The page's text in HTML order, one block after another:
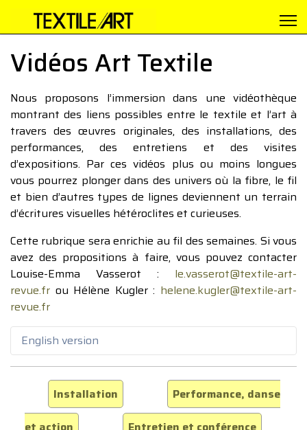
Vidéos Art Textile
Nous proposons l’immersion dans une vidéothèque
montrant des liens possibles entre le textile et l’art à
travers des œuvres originales, des installations, des
performances, des entretiens et des visites
d’expositions. Par ces vidéos plus ou moins longues
vous pourrez plonger dans des univers où la fibre, le fil
et bien d’autres types de lignes deviennent un terrain
d’écritures visuelles hétéroclites et curieuses.
Cette rubrique sera enrichie au fil des semaines. Si vous
avez des propositions à faire, vous pouvez contacter
Louise-Emma Vasserot : le.vasserot@textile-art-
revue.fr ou Hélène Kugler : helene.kugler@textile-art-
revue.fr
English version
Installation
Performance, danse